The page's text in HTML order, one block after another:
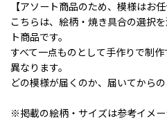
【アソート商品のため、模様はお任
こちらは、絵柄・焼き具合の選択
ト商品です。
すべて一点ものとして手作りで制
異なります。
どの模様が届くのか、届いてからの
※掲載の絵柄・サイズは参考イメー